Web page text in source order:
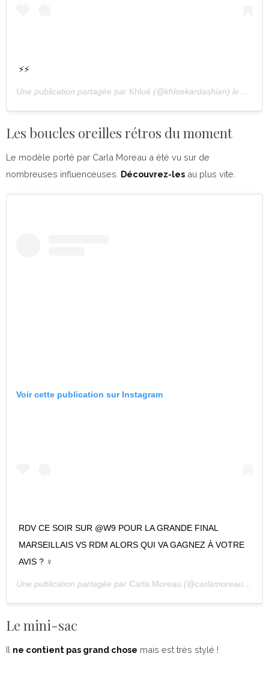
⚡⚡
Une publication partagée par Khloé (@khloekardashian) le 14
Les boucles oreilles rétros du moment
Le modèle porté par Carla Moreau a été vu sur de
nombreuses influenceuses. Découvrez-les au plus vite.
Voir cette publication sur Instagram
RDV CE SOIR SUR @W9 POUR LA GRANDE FINAL
MARSEILLAIS VS RDM ALORS QUI VA GAGNEZ À VOTRE
AVIS ? ‍♀️
Une publication partagée par Carla Moreau (@carlamoreau_____) le
Le mini-sac
Il ne contient pas grand chose mais est très stylé !